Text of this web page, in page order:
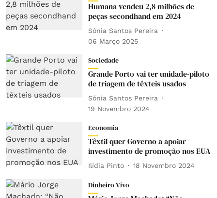
Humana vendeu 2,8 milhões de
peças secondhand em 2024
Sónia Santos Pereira
06 Março 2025
Sociedade
Grande Porto vai ter unidade-piloto
de triagem de têxteis usados
Sónia Santos Pereira
19 Novembro 2024
Economia
Têxtil quer Governo a apoiar
investimento de promoção nos EUA
Ilídia Pinto 18 Novembro 2024
Dinheiro Vivo